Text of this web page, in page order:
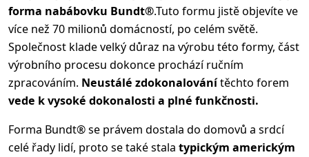
forma nabábovku Bundt®.Tuto formu jistě objevíte ve
více než 70 milionů domácností, po celém světě.
Společnost klade velký důraz na výrobu této formy, část
výrobního procesu dokonce prochází ručním
zpracováním. Neustálé zdokonalovánítěchto forem
vede k vysoké dokonalosti a plné funkčnosti.
Forma Bundt® se právem dostala do domovů a srdcí
celé řady lidí, proto se také stala typickým americkým